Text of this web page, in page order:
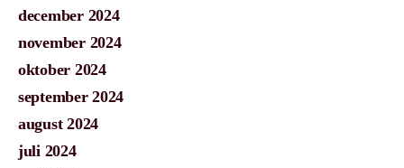
december 2024
november 2024
oktober 2024
september 2024
august 2024
juli 2024